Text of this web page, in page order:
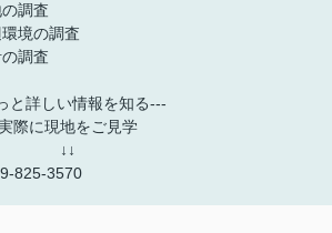
調査
境の調査
調査
と詳しい情報を知る---
に現地をご見学
↓↓
825-3570